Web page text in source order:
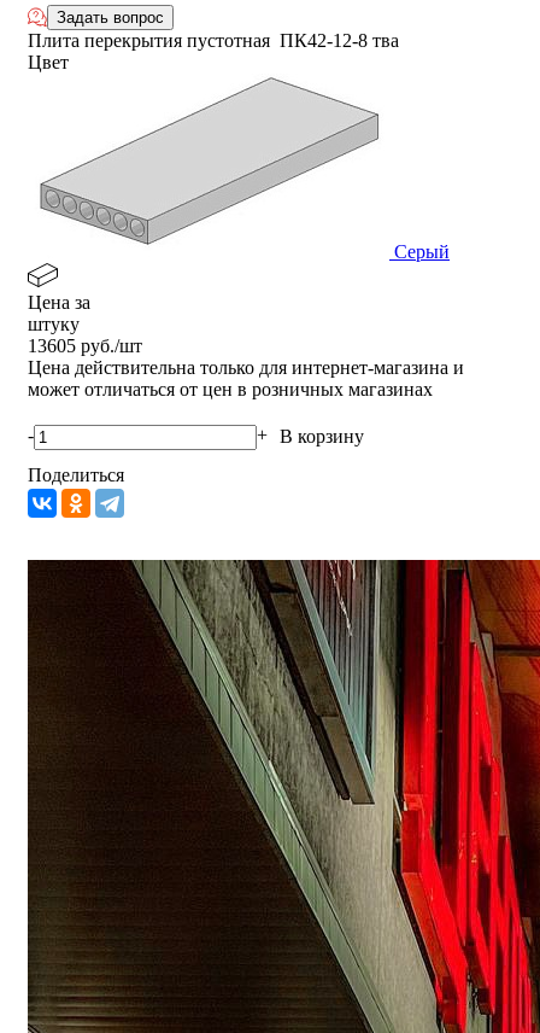
Задать вопрос
Плита перекрытия пустотная ПК42-12-8 тва
Цвет
Серый
Цена за
штуку
13605 руб./шт
Цена действительна только для интернет-магазина и
может отличаться от цен в розничных магазинах
- + В корзину
Поделиться